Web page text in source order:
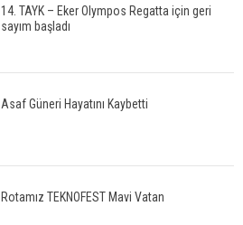
14. TAYK – Eker Olympos Regatta için geri
sayım başladı
Asaf Güneri Hayatını Kaybetti
Rotamız TEKNOFEST Mavi Vatan